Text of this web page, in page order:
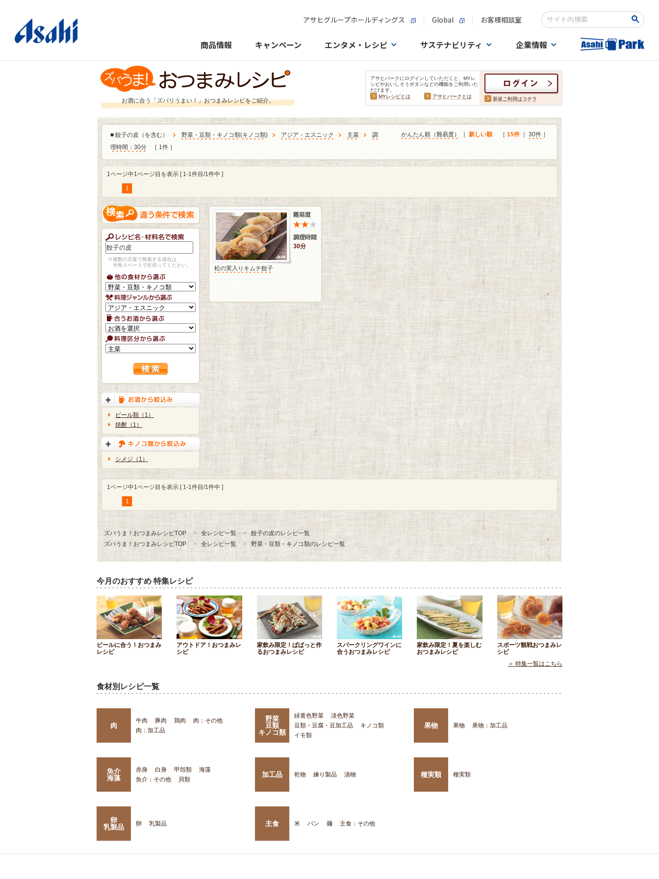
アサヒグループホールディングス Global お客様相談室
検索キーワード入力
商品情報 キャンペーン エンタメ・レシピ サステナビリティ 企業情報
お酒に合う「ズバリうまい！」おつまみレシピをご紹介。
アサヒパークにログインしていただくと、MYレ
シピやおいしそうボタンなどの機能をご利用いた
だけます。
MYレシピとは
アサヒパークとは 新規ご利用はコチラ
■ 餃子の皮（を含む） 野菜・豆類・キノコ類(キノコ類) アジア・エスニック 主菜
調
理時間：30分
［ 1件 ］
かんたん順（難易度） 新しい順 ［ 15件｜ 30件 ］
1ページ中1ページ目を表示 [ 1-1件目/1件中 ]
1
※複数の言葉で検索する場合は、
半角スペースで区切ってください。
ビール類（1）
焼酎（1）
シメジ（1）
30分
松の実入りキムチ餃子
1ページ中1ページ目を表示 [ 1-1件目/1件中 ]
1
ズバうま！おつまみレシピTOP 全レシピ一覧
餃子の皮のレシピ一覧
ズバうま！おつまみレシピTOP
全レシピ一覧 野菜・豆類・キノコ類のレシピ一覧
今月のおすすめ 特集レシピ
ビールに合う！おつまみ
レシピ
アウトドア！おつまみレ
シピ
家飲み限定！ぱぱっと作
るおつまみレシピ
スパークリングワインに
合うおつまみレシピ
家飲み限定！夏を楽しむ
おつまみレシピ
スポーツ観戦おつまみレ
シピ
＞ 特集一覧はこちら
食材別レシピ一覧
肉
牛肉 豚肉 鶏肉
肉：その他
肉：加工品
野菜
豆類
キノコ類
緑黄色野菜
淡色野菜
豆類・豆腐・豆加工品
キノコ類
イモ類
果物 果物 果物：加工品
魚介
海藻
赤身 白身 甲殻類
海藻
魚介：その他
貝類
加工品 乾物 練り製品 漬物 種実類 種実類
卵
乳製品
卵 乳製品 主食 米 パン 麺 主食：その他